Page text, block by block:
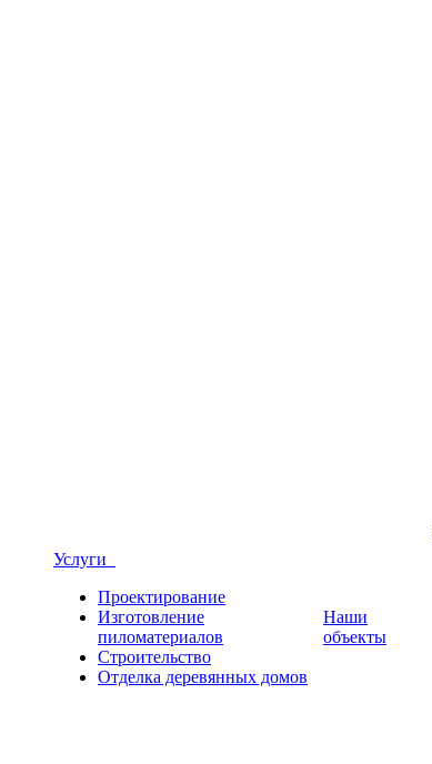
Услуги
Проектирование
Изготовление
пиломатериалов
Строительство
Отделка деревянных домов
Наши
объекты